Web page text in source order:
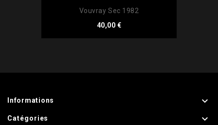
Vouvray Sec 1982
40,00 €Prix
Informations 
Catégories 